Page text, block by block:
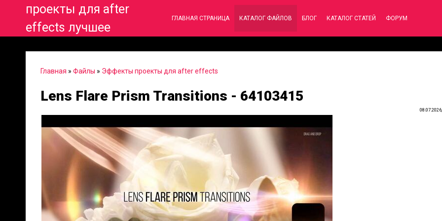
проекты для after
effects лучшее
ГЛАВНАЯ СТРАНИЦА КАТАЛОГ ФАЙЛОВ БЛОГ КАТАЛОГ СТАТЕЙ ФОРУМ
Главная » Файлы » Эффекты проекты для after effects
Lens Flare Prism Transitions - 64103415